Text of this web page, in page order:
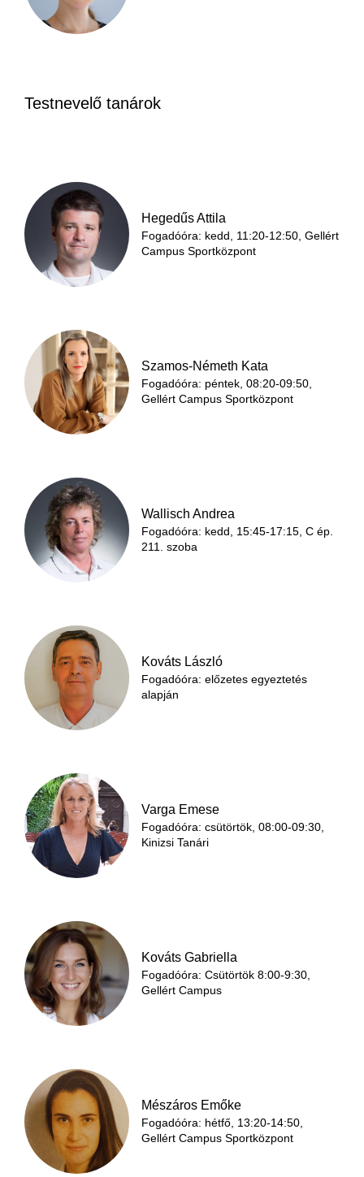
Testnevelő tanárok
Hegedűs Attila
Fogadóóra: kedd, 11:20-12:50, Gellért
Campus Sportközpont
Szamos-Németh Kata
Fogadóóra: péntek, 08:20-09:50,
Gellért Campus Sportközpont
Wallisch Andrea
Fogadóóra: kedd, 15:45-17:15, C ép.
211. szoba
Kováts László
Fogadóóra: előzetes egyeztetés
alapján
Varga Emese
Fogadóóra: csütörtök, 08:00-09:30,
Kinizsi Tanári
Kováts Gabriella
Fogadóóra: Csütörtök 8:00-9:30,
Gellért Campus
Mészáros Emőke
Fogadóóra: hétfő, 13:20-14:50,
Gellért Campus Sportközpont